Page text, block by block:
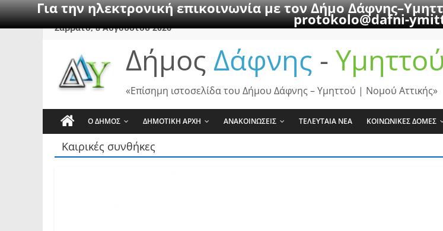
Για την ηλεκτρονική επικοινωνία με τον Δήμο
protokolo@dafni-
SkipΣάββατο, 8 Αυγούστου 2026
Δήμος Δάφνης - Υμηττού
«Επίσημη ιστοσελίδα του Δήμου Δάφνης – Υμηττού | Νομού Αττικής»
Ο ΔΗΜΟΣ ΔΗΜΟΤΙΚΗ ΑΡΧΗ ΑΝΑΚΟΙΝΩΣΕΙΣ ΤΕΛΕΥΤΑΙΑ ΝΕΑ ΚΟΙΝΩΝΙΚΕΣ ΔΟΜΕΣ
Καιρικές συνθήκες